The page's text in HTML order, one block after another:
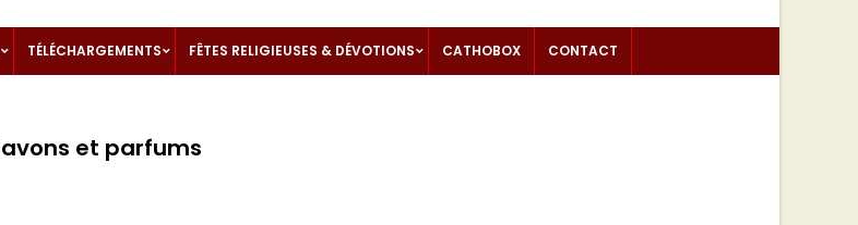
TÉLÉCHARGEMENTS FÊTES RELIGIEUSES & DÉVOTIONS CATHOBOX CONTACT
et parfums